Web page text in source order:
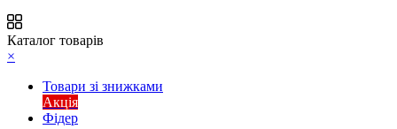
Каталог товарів
×
Товари зі знижками
Акція
Фідер